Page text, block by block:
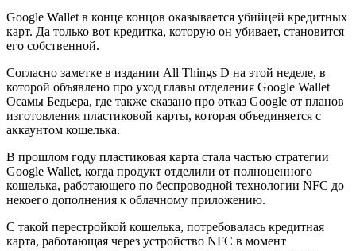
Google Wallet в конце концов оказывается убийцей кредитных
карт. Да только вот кредитка, которую он убивает, становится
его собственной.
Согласно заметке в издании All Things D на этой неделе, в
которой объявлено про уход главы отделения Google Wallet
Осамы Бедьера, где также сказано про отказ Google от планов
изготовления пластиковой карты, которая объединяется с
аккаунтом кошелька.
В прошлом году пластиковая карта стала частью стратегии
Google Wallet, когда продукт отделили от полноценного
кошелька, работающего по беспроводной технологии NFC до
некоего дополнения к облачному приложению.
С такой перестройкой кошелька, потребовалась кредитная
карта, работающая через устройство NFC в момент